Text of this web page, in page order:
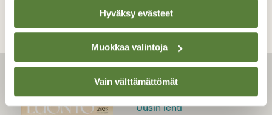
Hyväksy evästeet
Muokkaa valintoja
Vain välttämättömät
LEHTI
Uusin lehti